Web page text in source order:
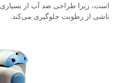
است، زیرا طراحی ضد آب از
ناشی از رطوبت جلوگیری می‌کند.